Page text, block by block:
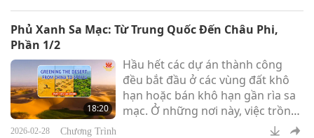
cung kính, nên tình cảm ấy mới có
trưởng thượng, trở thành thuận
phục”.
Phủ Xanh Sa Mạc: Từ Trung Quốc Đến Châu Phi,
Phần 1/2
18:20
Hầu hết các dự án thành công
đều bắt đầu ở các vùng đất khô
hạn hoặc bán khô hạn gần rìa sa
mạc. Ở những nơi này, việc trồng
cây, phục hồi đất đai và tiết kiệm
2026-02-28 Chương Trình